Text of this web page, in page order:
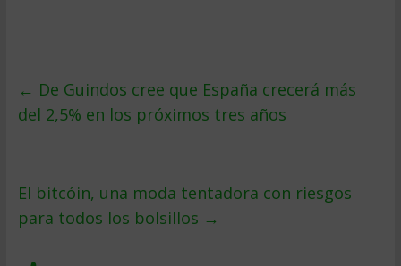
← De Guindos cree que España crecerá más
del 2,5% en los próximos tres años
El bitcóin, una moda tentadora con riesgos
para todos los bolsillos →